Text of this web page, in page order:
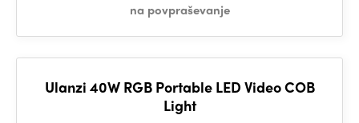
na povpraševanje
Ulanzi 40W RGB Portable LED Video COB
Light